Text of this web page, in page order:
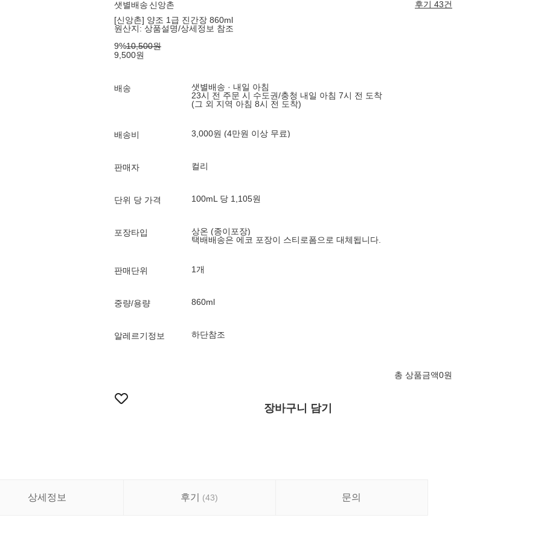
샛별배송 신앙촌
후기 43건
[신앙촌] 양조 1급 진간장 860ml
원산지: 상품설명/상세정보 참조
9%10,500원
9,500원
배송
샛별배송 · 내일 아침
23시 전 주문 시 수도권/충청 내일 아침 7시 전 도착
(그 외 지역 아침 8시 전 도착)
배송비 3,000원 (4만원 이상 무료)
판매자 컬리
단위 당 가격 100mL 당 1,105원
포장타입
상온 (종이포장)
택배배송은 에코 포장이 스티로폼으로 대체됩니다.
판매단위 1개
중량/용량 860ml
알레르기정보 하단참조
총 상품금액0원
장바구니 담기
상세정보 후기 (43) 문의